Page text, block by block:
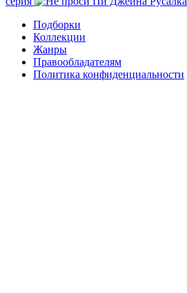
Подборки
Коллекции
Жанры
Правообладателям
Политика конфиденциальности